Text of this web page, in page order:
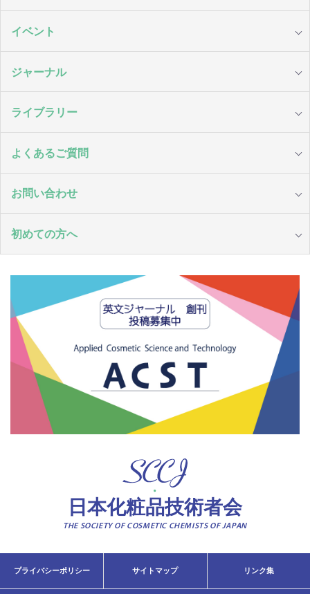
イベント
ジャーナル
ライブラリー
よくあるご質問
お問い合わせ
初めての方へ
日本化粧品技術者会
THE SOCIETY OF COSMETIC CHEMISTS OF JAPAN
プライバシーポリシー サイトマップ リンク集